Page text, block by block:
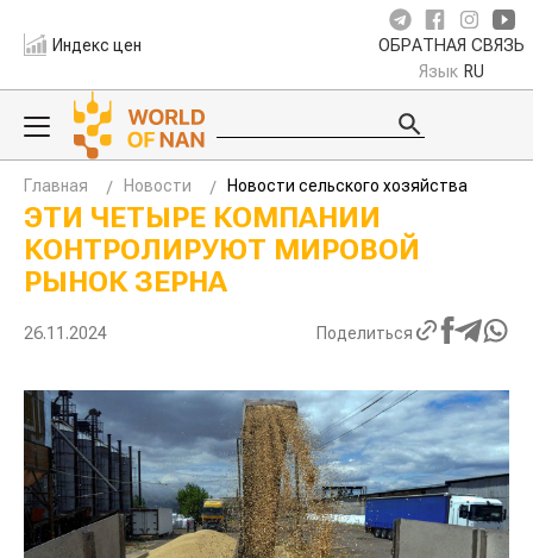
Индекс цен ОБРАТНАЯ СВЯЗЬ
Язык RU
Главная Новости Новости сельского хозяйства
ЭТИ ЧЕТЫРЕ КОМПАНИИ
КОНТРОЛИРУЮТ МИРОВОЙ
РЫНОК ЗЕРНА
26.11.2024 Поделиться